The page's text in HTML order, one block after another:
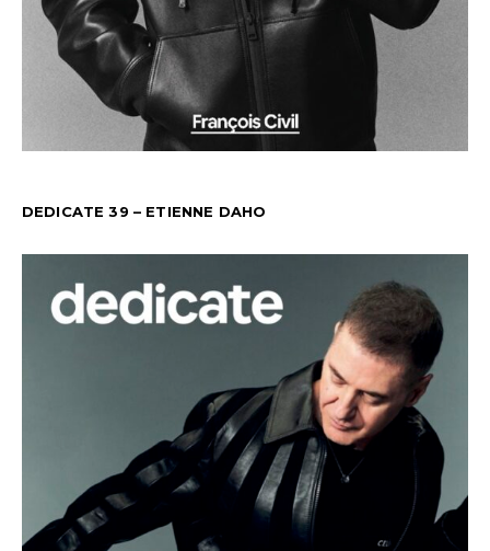
DEDICATE 39 – ETIENNE DAHO